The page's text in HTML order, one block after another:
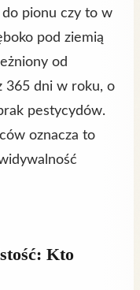
pionu czy to w
pod ziemią
od
365 dni w roku, o
pestycydów.
oznacza to
Kto